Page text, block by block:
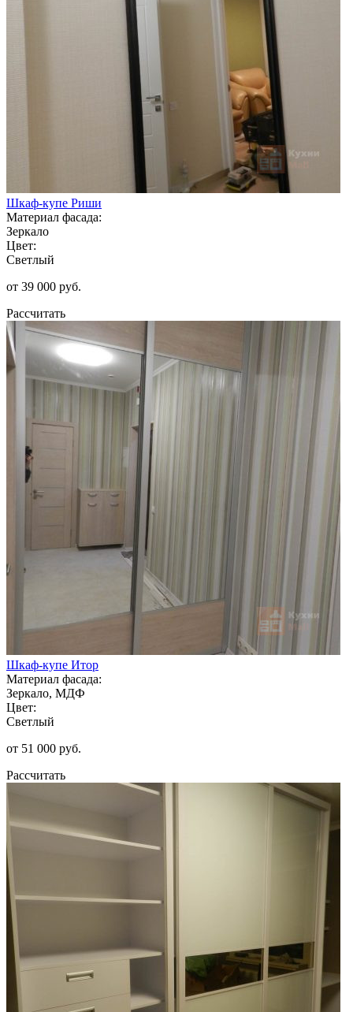
Шкаф-купе Риши
Материал фасада:
Зеркало
Цвет:
Светлый
от 39 000 руб.
Рассчитать
Шкаф-купе Итор
Материал фасада:
Зеркало, МДФ
Цвет:
Светлый
от 51 000 руб.
Рассчитать